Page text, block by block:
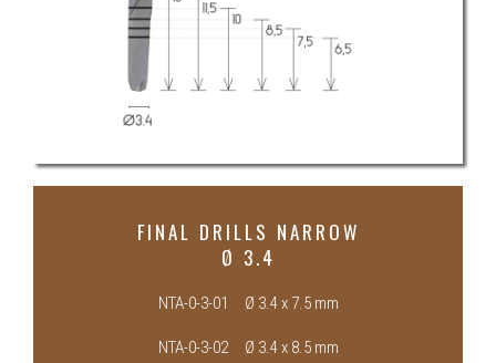
FINAL DRILLS NARROW
Ø 3.4
NTA-0-3-01 Ø 3.4 x 7.5 mm
NTA-0-3-02 Ø 3.4 x 8.5 mm